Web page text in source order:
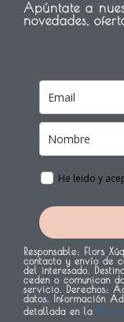
o
o
r
e
Apúntate a
novedades,
He leido y
Responsable: Flors
contacto y envío de
del interesado.
ceden o comunican
servicio. Derechos:
datos.
Información
detallada en la